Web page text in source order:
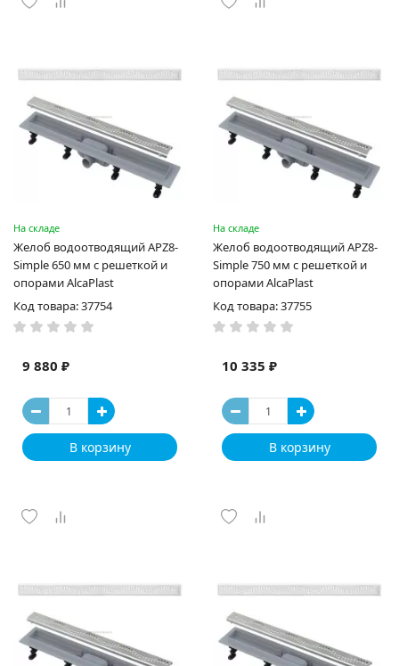
На складе
Желоб водоотводящий APZ8-
Simple 650 мм с решеткой и
опорами AlcaPlast
Код товара: 37754
9 880 ₽
В корзину
На складе
Желоб водоотводящий APZ8-
Simple 750 мм с решеткой и
опорами AlcaPlast
Код товара: 37755
10 335 ₽
В корзину